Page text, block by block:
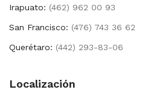
Irapuato: (462) 962 00 93
San Francisco: (476) 743 36 62
Querétaro: (442) 293-83-06
Localización